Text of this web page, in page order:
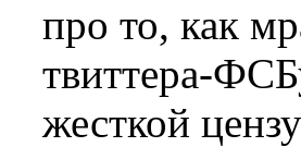
про то, как
твиттера-
жесткой